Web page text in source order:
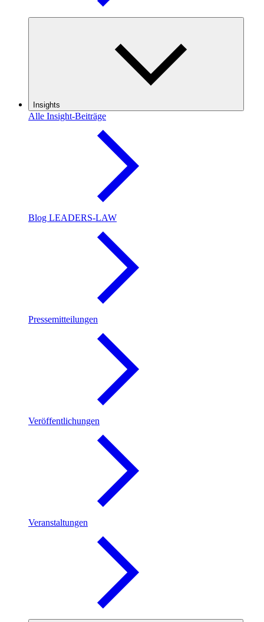
Insights
Alle Insight-Beiträge
Blog LEADERS-LAW
Pressemitteilungen
Veröffentlichungen
Veranstaltungen